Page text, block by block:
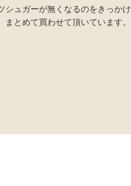
シュガーが無くなるのをきっか
まとめて買わせて頂いています。